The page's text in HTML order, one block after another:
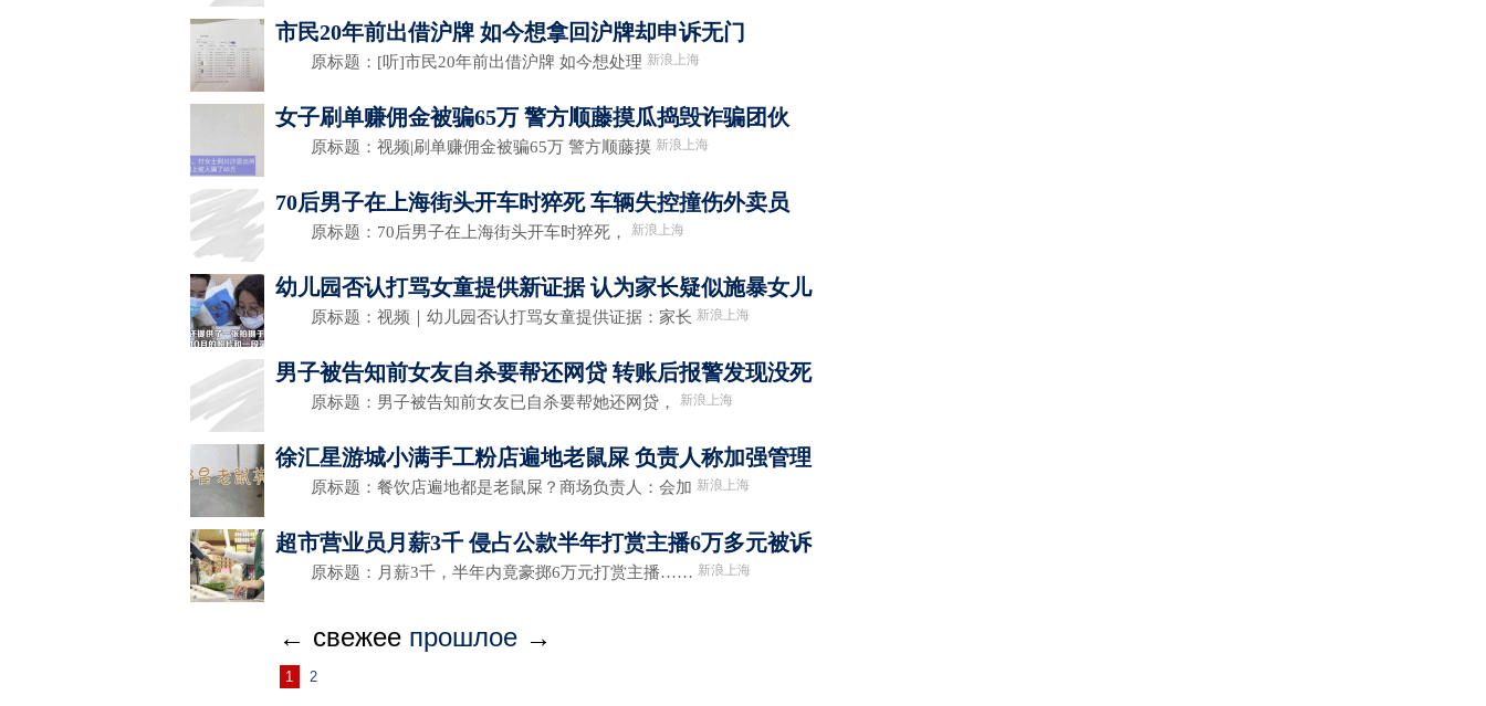
市民20年前出借沪牌 如今想拿回沪牌却申诉无门
原标题：[听]市民20年前出借沪牌 如今想处理 新浪上海
女子刷单赚佣金被骗65万 警方顺藤摸瓜捣毁诈骗团伙
原标题：视频|刷单赚佣金被骗65万 警方顺藤摸 新浪上海
70后男子在上海街头开车时猝死 车辆失控撞伤外卖员
原标题：70后男子在上海街头开车时猝死， 新浪上海
幼儿园否认打骂女童提供新证据 认为家长疑似施暴女儿
原标题：视频｜幼儿园否认打骂女童提供证据：家长 新浪上海
男子被告知前女友自杀要帮还网贷 转账后报警发现没死
原标题：男子被告知前女友已自杀要帮她还网贷， 新浪上海
徐汇星游城小满手工粉店遍地老鼠屎 负责人称加强管理
原标题：餐饮店遍地都是老鼠屎？商场负责人：会加 新浪上海
超市营业员月薪3千 侵占公款半年打赏主播6万多元被诉
原标题：月薪3千，半年内竟豪掷6万元打赏主播…… 新浪上海
← свежее прошлое →
1 2